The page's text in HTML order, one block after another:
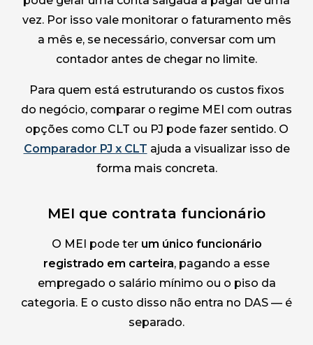
vez. Por isso vale monitorar o faturamento mês
a mês e, se necessário, conversar com um
contador antes de chegar no limite.
Para quem está estruturando os custos fixos
do negócio, comparar o regime MEI com outras
opções como CLT ou PJ pode fazer sentido. O
Comparador PJ x CLT ajuda a visualizar isso de
forma mais concreta.
MEI que contrata funcionário
O MEI pode ter um único funcionário
registrado em carteira, pagando a esse
empregado o salário mínimo ou o piso da
categoria. E o custo disso não entra no DAS — é
separado.